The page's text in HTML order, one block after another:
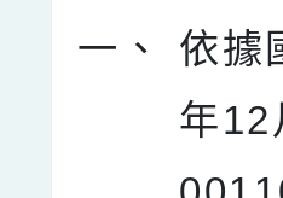
一、
依據
年12